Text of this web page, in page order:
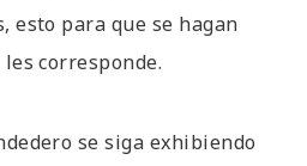
esto para que se hagan
corresponde.
se siga exhibiendo